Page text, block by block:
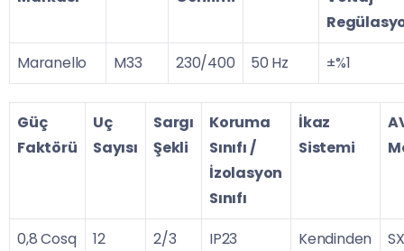
Maranello
M33 230/400 50 Hz ±%1
Güç
Faktörü
Uç
Sayısı
Sargı
Şekli
Koruma
Sınıfı /
İzolasyon
Sınıfı
İkaz
Sistemi
0,8 Cosq 12 2/3 IP23
Kendinden